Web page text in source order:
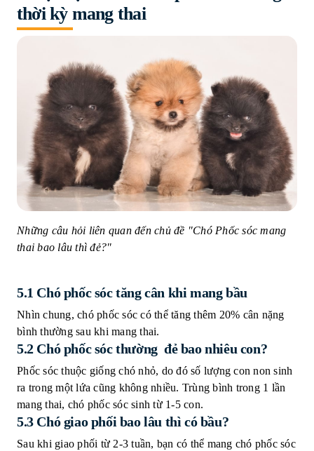
thời kỳ mang thai
Những câu hỏi liên quan đến chủ đề "Chó Phốc sóc mang
thai bao lâu thì đẻ?"
5.1 Chó phốc sóc tăng cân khi mang bầu
Nhìn chung, chó phốc sóc có thể tăng thêm 20% cân nặng
bình thường sau khi mang thai.
5.2 Chó phốc sóc thường đẻ bao nhiêu con?
Phốc sóc thuộc giống chó nhỏ, do đó số lượng con non sinh
ra trong một lứa cũng không nhiều. Trùng bình trong 1 lần
mang thai, chó phốc sóc sinh từ 1-5 con.
5.3 Chó giao phối bao lâu thì có bầu?
Sau khi giao phối từ 2-3 tuần, bạn có thể mang chó phốc sóc